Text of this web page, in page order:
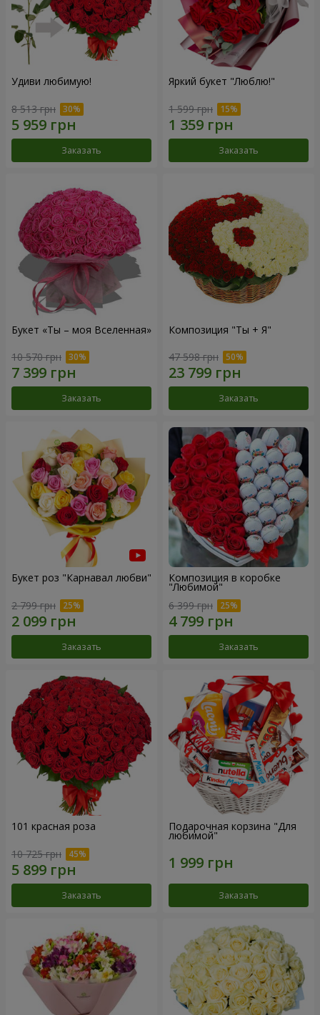
Удиви любимую!
8 513 грн
Заказать
Яркий букет "Люблю!"
1 599 грн
Заказать
Букет «Ты – моя Вселенная»
10 570 грн
Заказать
Композиция "Ты + Я"
47 598 грн
Заказать
Букет роз "Карнавал любви"
2 799 грн
Заказать
Композиция в коробке
"Любимой"
6 399 грн
Заказать
101 красная роза
10 725 грн
Заказать
Подарочная корзина "Для
любимой"
Заказать